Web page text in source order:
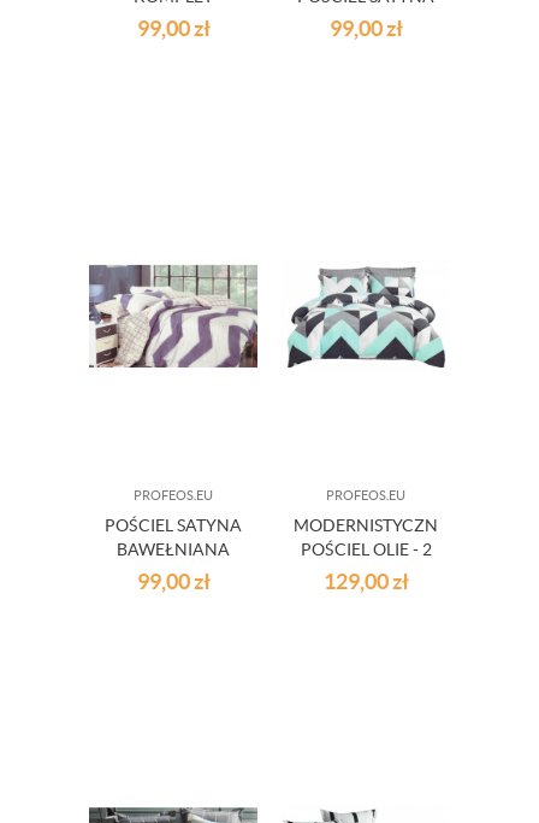
POŚCIELI
TRÓJKĄTY
99,00zł
BAWEŁNIANA
160 X 200 CM
99,00zł
PROFEOS.EU
POŚCIEL SATYNA
BAWEŁNIANA
160 X 200 CM
99,00zł
PROFEOS.EU
MODERNISTYCZNA
POŚCIEL OLIE - 2
ROZMIARY
129,00zł